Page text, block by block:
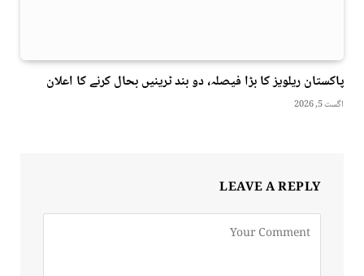
پاکستان ریلویز کا بڑا فیصلہ، دو بند ٹرینیں بحال کرنے کا اعلان
اگست 5, 2026
LEAVE A REPLY